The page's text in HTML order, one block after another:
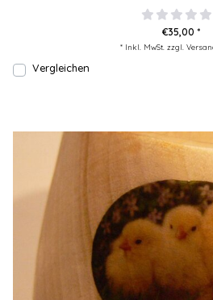
€35,00 *
* Inkl. MwSt. zzgl.
Vergleichen